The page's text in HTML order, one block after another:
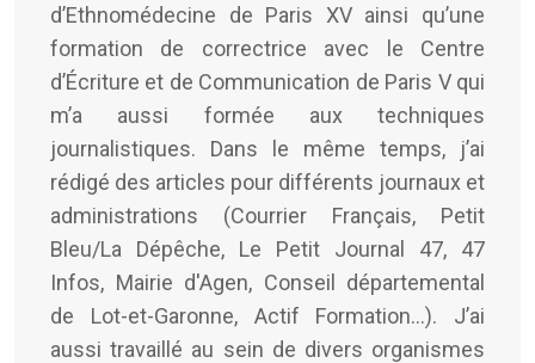
d’Ethnomédecine de Paris XV ainsi qu’une
formation de correctrice avec le Centre
d’Écriture et de Communication de Paris V qui
m’a aussi formée aux techniques
journalistiques. Dans le même temps, j’ai
rédigé des articles pour différents journaux et
administrations (Courrier Français, Petit
Bleu/La Dépêche, Le Petit Journal 47, 47
Infos, Mairie d'Agen, Conseil départemental
de Lot-et-Garonne, Actif Formation...). J’ai
aussi travaillé au sein de divers organismes